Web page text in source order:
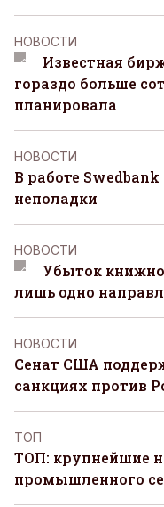
НОВОСТИ
Известная
гораздо больше
планировала
НОВОСТИ
В работе
неполадки
НОВОСТИ
Убыток
лишь одно
НОВОСТИ
Сенат США
санкциях против
ТОП
ТОП: крупнейшие
промышленного